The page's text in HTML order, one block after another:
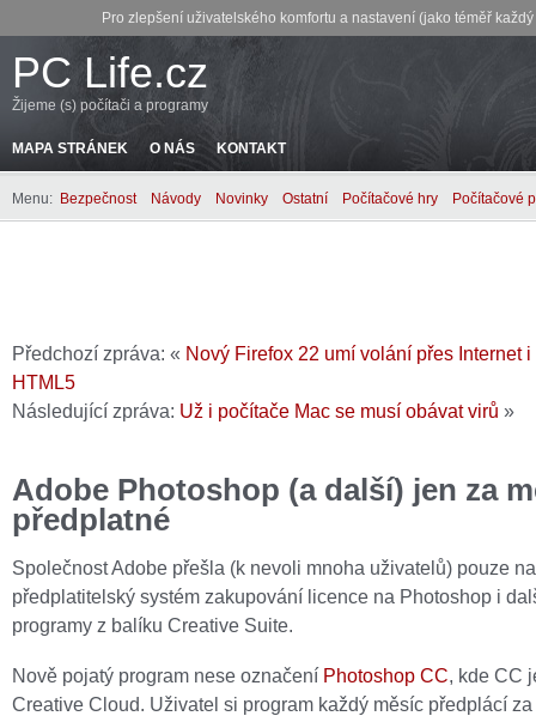
Pro zlepšení uživatelského komfortu a nastavení (jako téměř
PC Life.cz
Žijeme (s) počítači a programy
MAPA STRÁNEK O NÁS KONTAKT
Menu: Bezpečnost Návody Novinky Ostatní Počítačové hry Počítačové
Předchozí zpráva: « Nový Firefox 22 umí volání přes Internet
HTML5
Následující zpráva: Už i počítače Mac se musí obávat virů »
Adobe Photoshop (a další) jen za
předplatné
Společnost Adobe přešla (k nevoli mnoha uživatelů) pouze na
předplatitelský systém zakupování licence na Photoshop i
programy z balíku Creative Suite.
Nově pojatý program nese označení Photoshop CC, kde CC
Creative Cloud. Uživatel si program každý měsíc předplácí